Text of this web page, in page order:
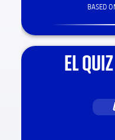
BASED
EL